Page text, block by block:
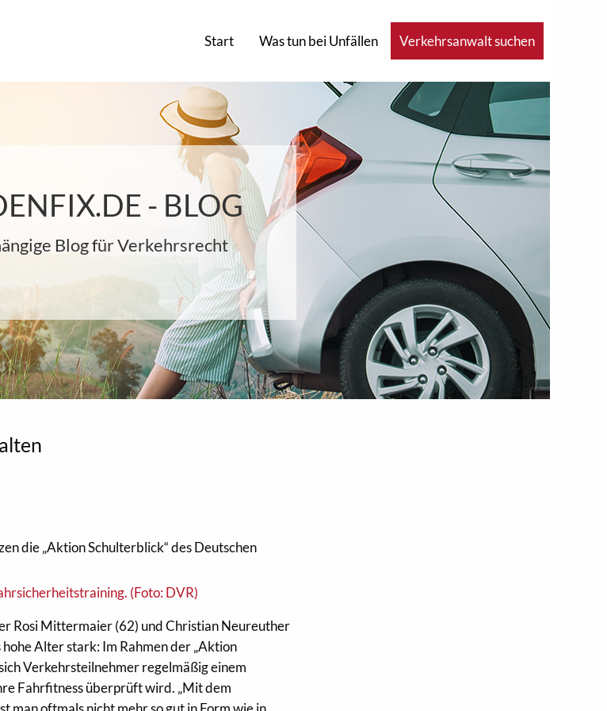
Start Was tun bei Unfällen Verkehrsanwalt suchen
- BLOG
Blog für Verkehrsrecht
die „Aktion Schulterblick“ des Deutschen
Rosi Mittermaier (62) und Christian Neureuther
Alter stark: Im Rahmen der „Aktion
Verkehrsteilnehmer regelmäßig einem
Fahrfitness überprüft wird. „Mit dem